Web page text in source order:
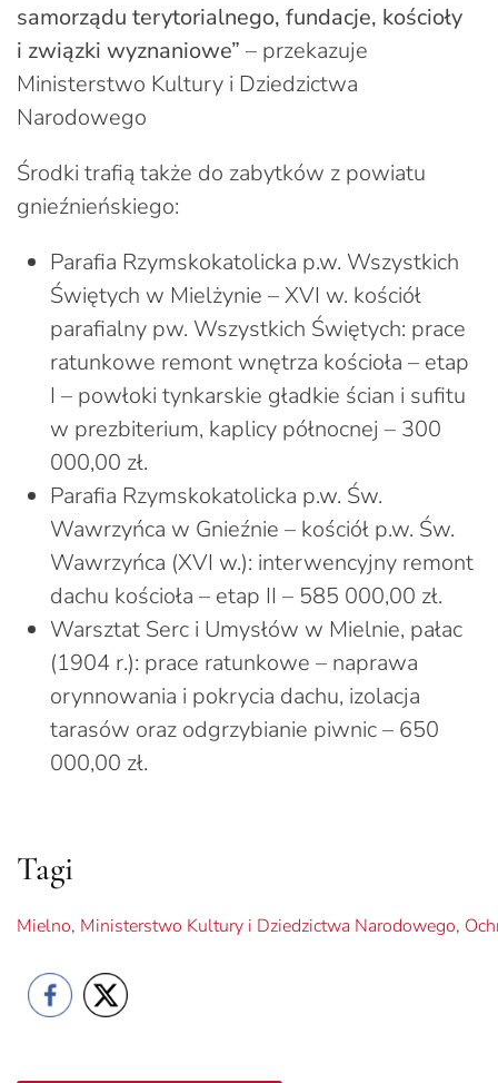
samorządu terytorialnego, fundacje, kościoły
i związki wyznaniowe” – przekazuje
Ministerstwo Kultury i Dziedzictwa
Narodowego
Środki trafią także do zabytków z powiatu
gnieźnieńskiego:
Parafia Rzymskokatolicka p.w. Wszystkich
Świętych w Mielżynie – XVI w. kościół
parafialny pw. Wszystkich Świętych: prace
ratunkowe remont wnętrza kościoła – etap
I – powłoki tynkarskie gładkie ścian i sufitu
w prezbiterium, kaplicy północnej – 300
000,00 zł.
Parafia Rzymskokatolicka p.w. Św.
Wawrzyńca w Gnieźnie – kościół p.w. Św.
Wawrzyńca (XVI w.): interwencyjny remont
dachu kościoła – etap II – 585 000,00 zł.
Warsztat Serc i Umysłów w Mielnie, pałac
(1904 r.): prace ratunkowe – naprawa
orynnowania i pokrycia dachu, izolacja
tarasów oraz odgrzybianie piwnic – 650
000,00 zł.
Tagi
Mielno, Ministerstwo Kultury i Dziedzictwa Narodowego,